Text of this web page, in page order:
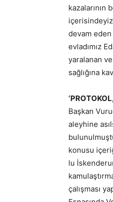
kazalarının
devam eden
evladımız
yaralanan
sağlığına
Başkan
aleyhine
konusu
lu
çalışması